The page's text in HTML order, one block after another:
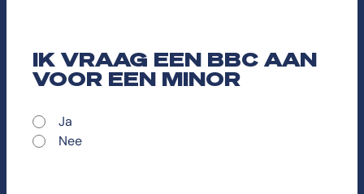
IK VRAAG EEN BBC AAN
VOOR EEN MINOR
Ja
Nee